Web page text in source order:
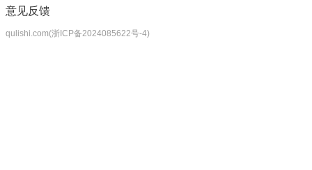
意见反馈
qulishi.com(浙ICP备2024085622号-4)